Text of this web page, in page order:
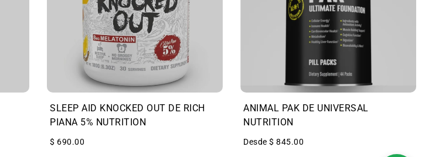
SLEEP AID KNOCKED OUT DE RICH
PIANA 5% NUTRITION
$ 690.00
ANIMAL PAK DE UNIVERSAL
NUTRITION
Desde $ 845.00